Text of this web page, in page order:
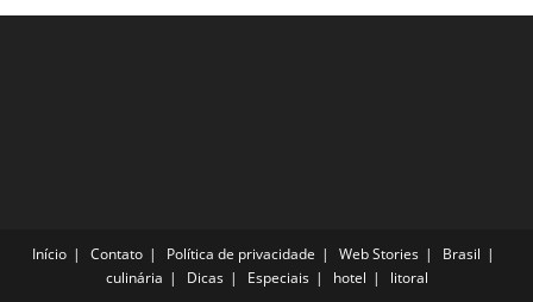
Início Contato Política de privacidade Web Stories
Brasil
culinária
Dicas Especiais hotel litoral